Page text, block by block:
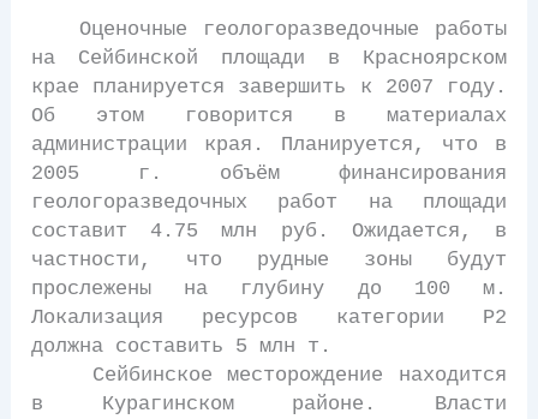
Оценочные геологоразведочные работы
на Сейбинской площади в Красноярском
крае планируется завершить к 2007 году.
Об этом говорится в материалах
администрации края. Планируется, что в
2005 г. объём финансирования
геологоразведочных работ на площади
составит 4.75 млн руб. Ожидается, в
частности, что рудные зоны будут
прослежены на глубину до 100 м.
Локализация ресурсов категории Р2
должна составить 5 млн т.
Сейбинское месторождение находится
в Курагинском районе. Власти